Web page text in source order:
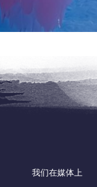
我们在媒体上